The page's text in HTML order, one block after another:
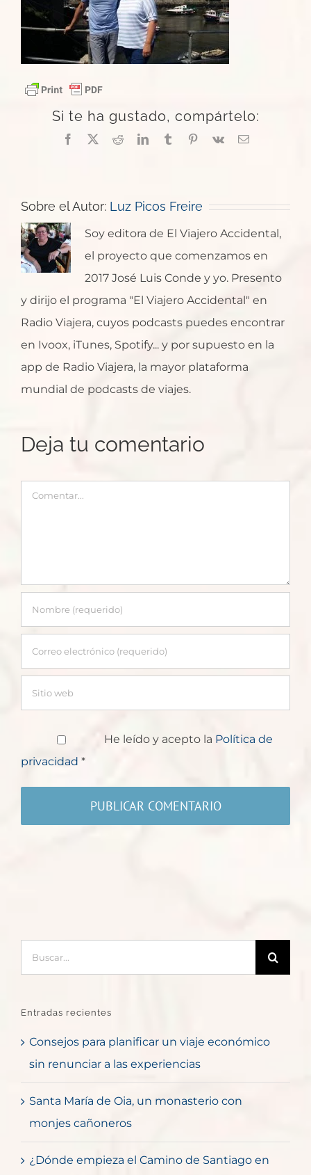
Si te ha gustado, compártelo:
Facebook
X RedditLinkedInTumblrPinterest
Vk
Correo
Sobre el Autor: Luz Picos Freire
Soy editora de El Viajero Accidental,
el proyecto que comenzamos en
2017 José Luis Conde y yo. Presento
y dirijo el programa "El Viajero Accidental" en
Radio Viajera, cuyos podcasts puedes encontrar
en Ivoox, iTunes, Spotify... y por supuesto en la
app de Radio Viajera, la mayor plataforma
mundial de podcasts de viajes.
Deja tu comentario
Comentar
He leído y acepto la Política de
privacidad *
Entradas recientes
Consejos para planificar un viaje económico
sin renunciar a las experiencias
Santa María de Oia, un monasterio con
monjes cañoneros
¿Dónde empieza el Camino de Santiago en